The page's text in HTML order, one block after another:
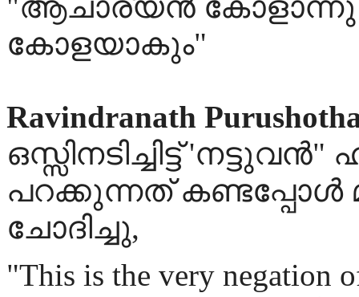
കോളയാകും"
Ravindranath
ഒസ്സിനടിച്ചിട്ട്
പറക്കുന്നത് കണ്ടപ്പോള്‍
ചോദിച്ചു,
"This is the very